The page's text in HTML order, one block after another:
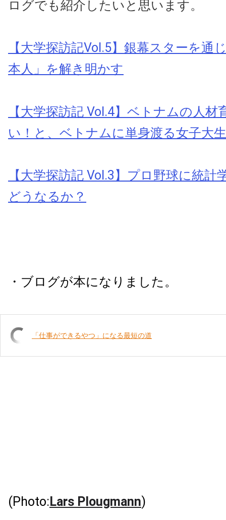
ログでも紹介したいと思います。
【大学探訪記Vol.5】銀幕スターを通
本人」を解き明かす
【大学探訪記 Vol.4】ベトナムの人材
い！と、ベトナムに単身渡る女子大生
【大学探訪記 Vol.3】プロ野球に統計
どうなるか？
・ブログが本になりました。
「仕事ができるやつ」になる最短の道
(Photo: Lars Plougmann)